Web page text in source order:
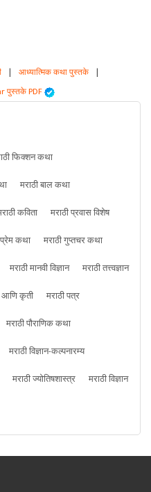
| आध्यात्मिक कथा पुस्तके |
पुस्तके PDF
फिक्शन कथा
मराठी बाल कथा
कविता
मराठी प्रवास विशेष
प्रेम कथा
मराठी गुप्तचर कथा
मराठी मानवी विज्ञान
मराठी तत्त्वज्ञान
आणि कृती
मराठी पत्र
मराठी पौराणिक कथा
मराठी विज्ञान-कल्पनारम्य
मराठी ज्योतिषशास्त्र
मराठी विज्ञान